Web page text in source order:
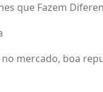
que Fazem
mercado, boa